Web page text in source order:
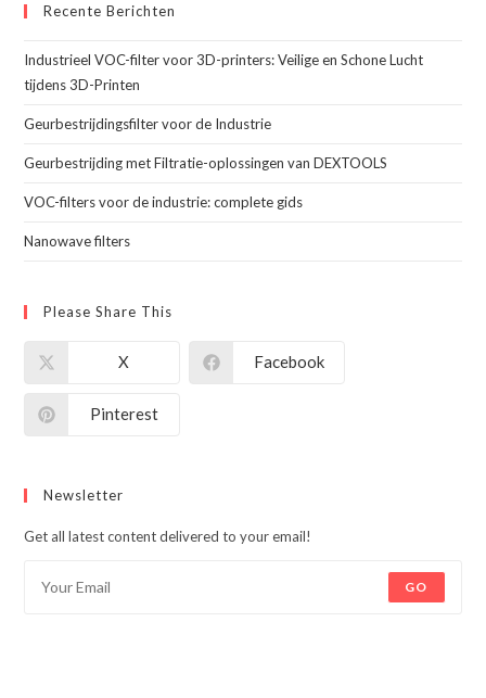
Recente Berichten
Industrieel VOC-filter voor 3D-printers: Veilige en Schone Lucht
tijdens 3D-Printen
Geurbestrijdingsfilter voor de Industrie
Geurbestrijding met Filtratie-oplossingen van DEXTOOLS
VOC-filters voor de industrie: complete gids
Nanowave filters
Please Share This
X Facebook
Pinterest
Newsletter
Get all latest content delivered to your email!
GO